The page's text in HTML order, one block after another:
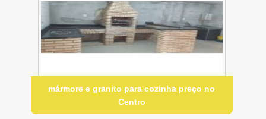
mármore e granito para cozinha preço no
Centro